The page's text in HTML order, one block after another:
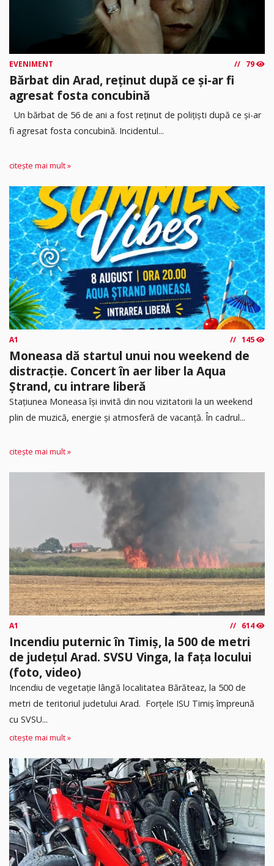
EVENIMENT 79
Bărbat din Arad, reținut după ce și-ar fi
agresat fosta concubină
Un bărbat de 56 de ani a fost reținut de polițiști după ce și-ar
fi agresat fosta concubină. Incidentul...
citește mai mult »
A1 145
Moneasa dă startul unui nou weekend de
distracție. Concert în aer liber la Aqua
Ștrand, cu intrare liberă
Stațiunea Moneasa își invită din nou vizitatorii la un weekend
plin de muzică, energie și atmosferă de vacanță. În cadrul...
citește mai mult »
A1 614
Incendiu puternic în Timiș, la 500 de metri
de județul Arad. SVSU Vinga, la fața locului
(foto, video)
Incendiu de vegetație lângă localitatea Bărăteaz, la 500 de
metri de teritoriul judetului Arad. Forțele ISU Timiș împreună
cu SVSU...
citește mai mult »